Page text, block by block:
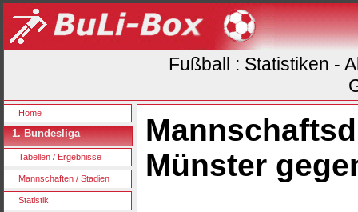
Fußball : Statistiken -
Home
1. Bundesliga
Tabellen / Ergebnisse
Mannschaften / Stadien
Statistik
Münster